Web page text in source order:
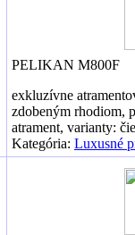
PELIKAN M800F
exkluzívne
zdobeným rhodiom,
atrament, varianty:
Kategória: Luxusné